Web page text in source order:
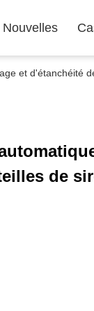
Nouvelles
et d'étanchéité
de